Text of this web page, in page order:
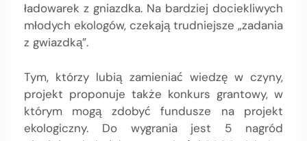
ładowarek z gniazdka. Na bardziej dociekliwych
młodych ekologów, czekają trudniejsze „zadania
z gwiazdką”.
Tym, którzy lubią zamieniać wiedzę w czyny,
projekt proponuje także konkurs grantowy, w
którym mogą zdobyć fundusze na projekt
ekologiczny. Do wygrania jest 5 nagród